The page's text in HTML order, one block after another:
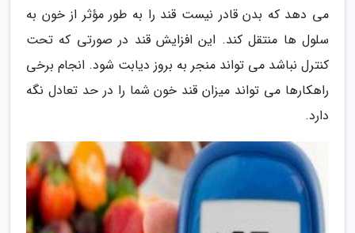
می دهد که بدن قادر نیست قند را به طور مؤثر از خون به
سلول ها منتقل کند. این افزایش قند در صورتی که تحت
کنترل نباشد می تواند منجر به بروز دیابت شود. انجام برخی
راهکارها می تواند میزان قند خون شما را در حد تعادل نگه
دارد.